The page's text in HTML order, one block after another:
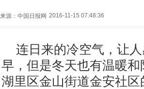
来源：中国日报网 2016-11-15 07:48:36
连日来的冷空气，让
早，但是冬天也有温暖
湖里区金山街道金安社